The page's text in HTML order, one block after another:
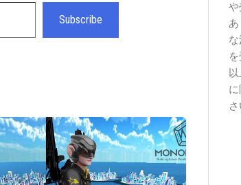
Subscribe
や
さ